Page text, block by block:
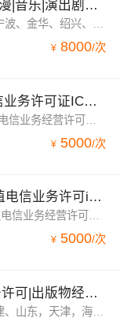
网络文化经营许可证|动漫|音乐|演出剧节目|网络表演文网文
¥ 8000/次
浙江EDI第二类增值电信业务许可证ICP在线数据处理与交易处理edi
¥ 5000/次
浙江ICP|EDI|第二类增值电信业务许可icp|edi
ICP许可证官方标准称为增值电信业务经营许可证（仅限互联网信息服务）其详细业务范围是指凡是通过互联网向用户提供有偿信息的网站都需要办理互联网信息服务。根据国家《互联网信息服务管理办法》的相关规定，经营性网站除办理域名备案之外，还需办理增值电信业务经营许可证。应用于企业合规经营、上架小程序、签银行支付通道，上架APP应用平台，企业合作招标，抖音推广平台等
¥ 5000/次
年报|年检|增值电信业务许可|出版物经营|广播|劳务|人力